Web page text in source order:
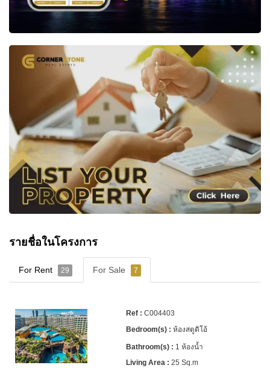
รายชื่อในโครงการ
For Rent 29 For Sale 7
C004403
ห้องสตูดิโอ้
1 ห้องน้ำ
25 Sq.m